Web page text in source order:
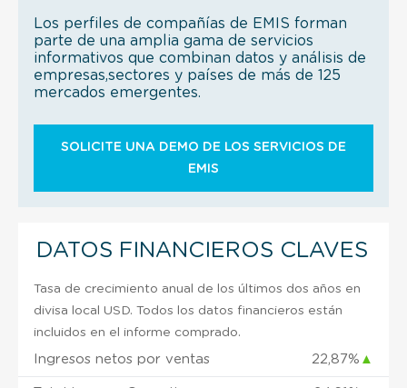
Los perfiles de compañías de EMIS forman
parte de una amplia gama de servicios
informativos que combinan datos y análisis de
empresas,sectores y países de más de 125
mercados emergentes.
SOLICITE UNA DEMO DE LOS SERVICIOS DE
EMIS
DATOS FINANCIEROS CLAVES
Tasa de crecimiento anual de los últimos dos años en
divisa local USD. Todos los datos financieros están
incluidos en el informe comprado.
Ingresos netos por ventas 22,87% ▲